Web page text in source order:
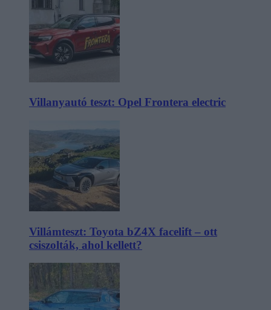
Villanyautó teszt: Opel Frontera electric
Villámteszt: Toyota bZ4X facelift – ott
csiszolták, ahol kellett?